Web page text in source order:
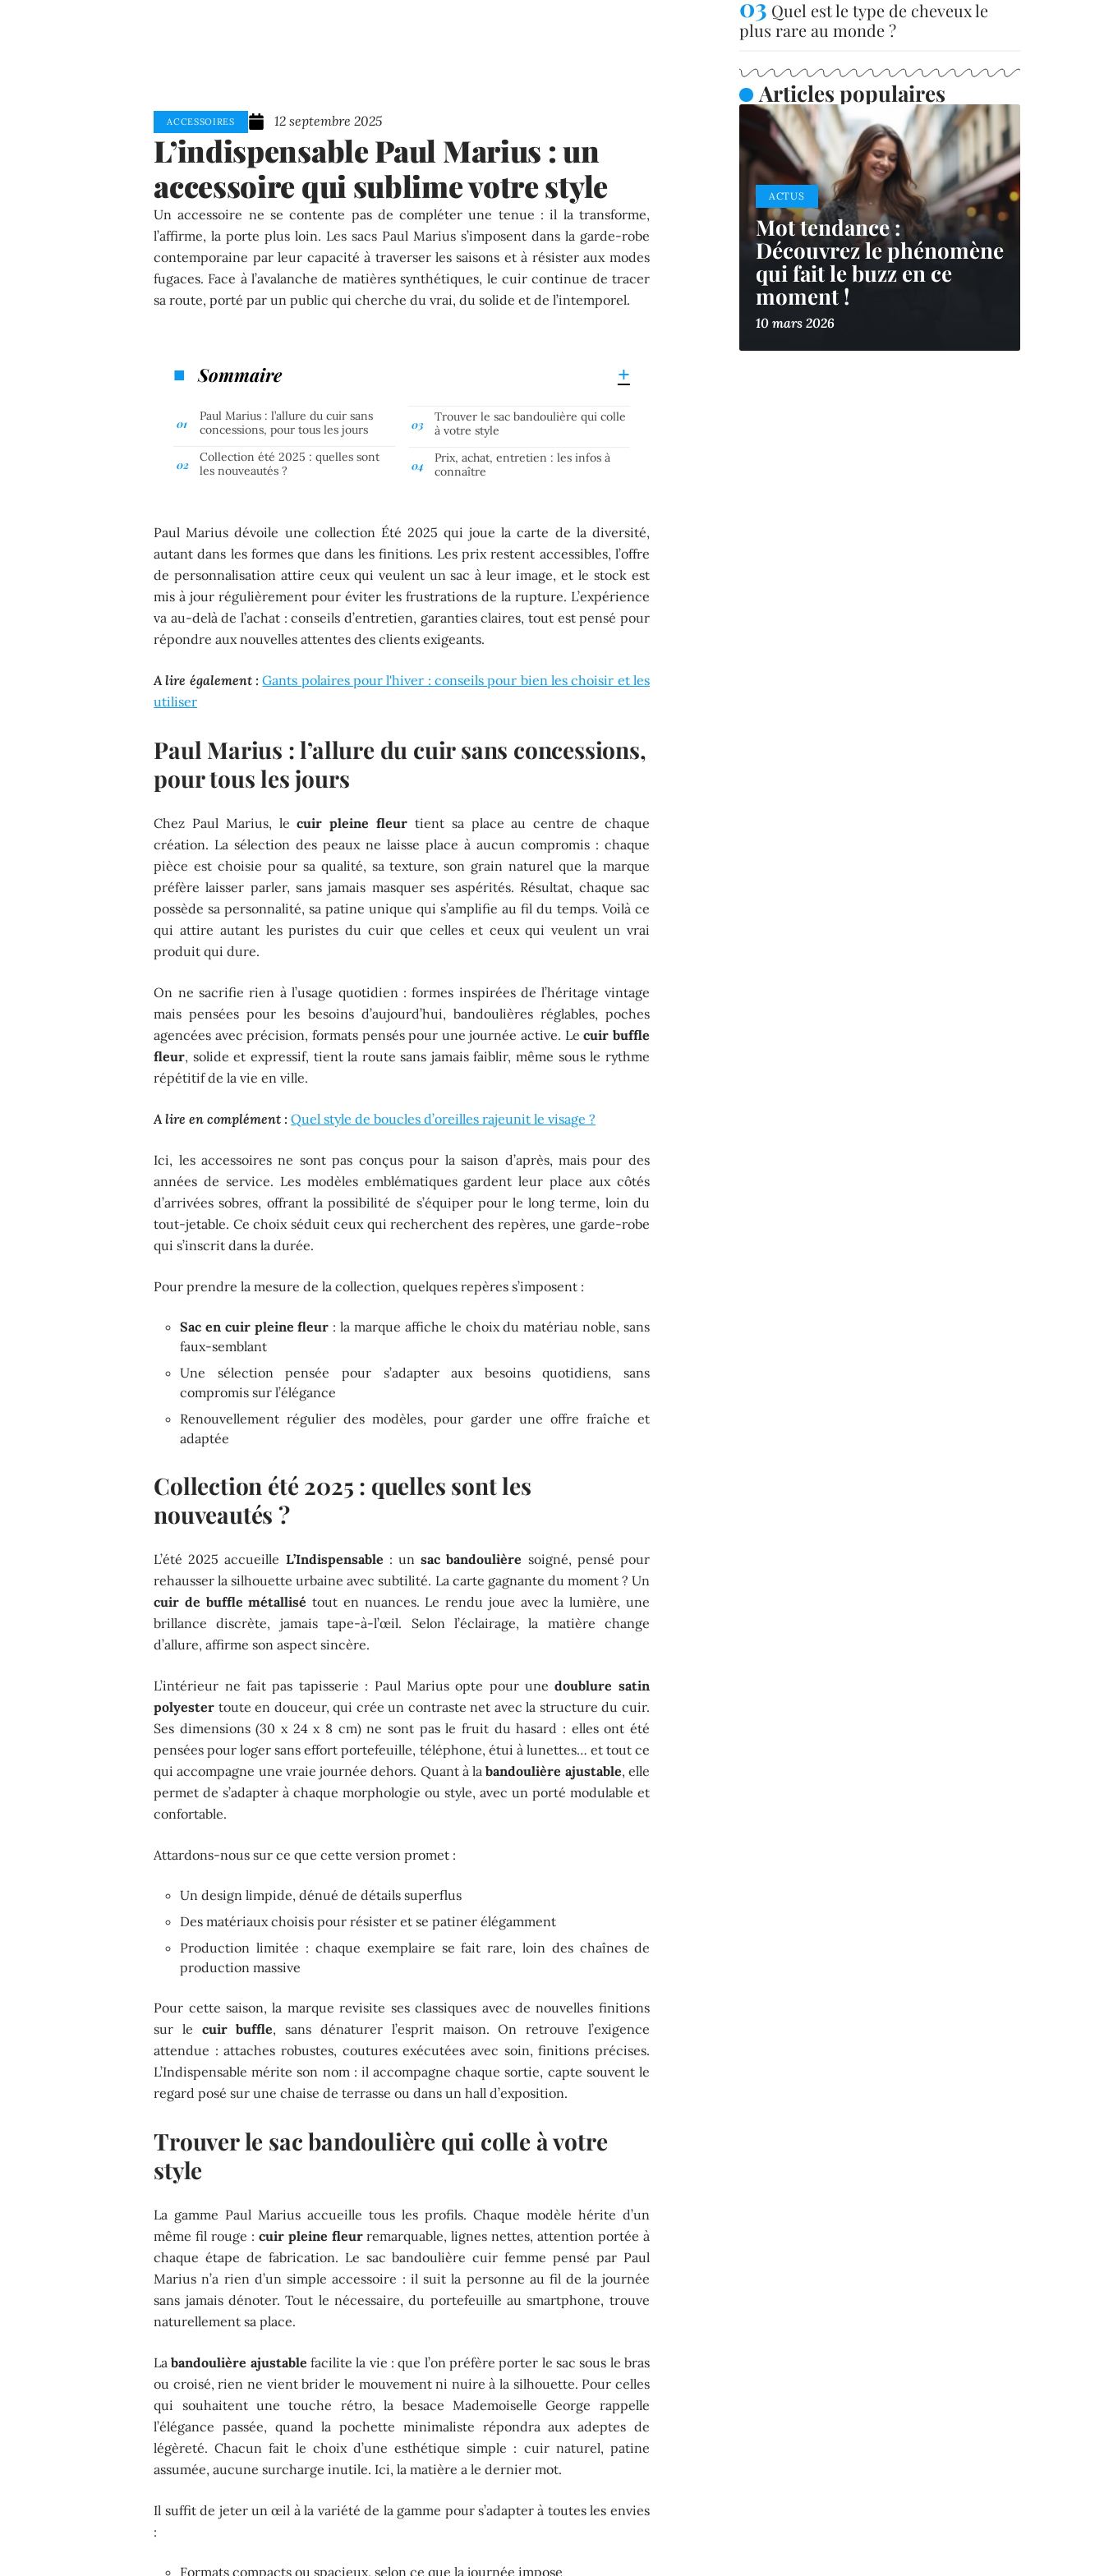
ACCESSOIRES 12 septembre 2025
L’indispensable Paul Marius : un
accessoire qui sublime votre style
Un accessoire ne se contente pas de compléter une tenue : il la transforme,
l’affirme, la porte plus loin. Les sacs Paul Marius s’imposent dans la garde-robe
contemporaine par leur capacité à traverser les saisons et à résister aux modes
fugaces. Face à l’avalanche de matières synthétiques, le cuir continue de tracer
sa route, porté par un public qui cherche du vrai, du solide et de l’intemporel.
Sommaire
Paul Marius : l’allure du cuir sans
concessions, pour tous les jours
Collection été 2025 : quelles sont
les nouveautés ?
Trouver le sac bandoulière qui colle
à votre style
Prix, achat, entretien : les infos à
connaître
Paul Marius dévoile une collection Été 2025 qui joue la carte de la diversité,
autant dans les formes que dans les finitions. Les prix restent accessibles, l’offre
de personnalisation attire ceux qui veulent un sac à leur image, et le stock est
mis à jour régulièrement pour éviter les frustrations de la rupture. L’expérience
va au-delà de l’achat : conseils d’entretien, garanties claires, tout est pensé pour
répondre aux nouvelles attentes des clients exigeants.
A lire également : Gants polaires pour l'hiver : conseils pour bien les choisir et les
utiliser
Paul Marius : l’allure du cuir sans concessions,
pour tous les jours
Chez Paul Marius, lecuir pleine fleur tient sa place au centre de chaque
création. La sélection des peaux ne laisse place à aucun compromis : chaque
pièce est choisie pour sa qualité, sa texture, son grain naturel que la marque
préfère laisser parler, sans jamais masquer ses aspérités. Résultat, chaque sac
possède sa personnalité, sa patine unique qui s’amplifie au fil du temps. Voilà ce
qui attire autant les puristes du cuir que celles et ceux qui veulent un vrai
produit qui dure.
On ne sacrifie rien à l’usage quotidien : formes inspirées de l’héritage vintage
mais pensées pour les besoins d’aujourd’hui, bandoulières réglables, poches
agencées avec précision, formats pensés pour une journée active. Lecuir buffle
fleur, solide et expressif, tient la route sans jamais faiblir, même sous le rythme
répétitif de la vie en ville.
A lire en complément : Quel style de boucles d’oreilles rajeunit le visage ?
Ici, les accessoires ne sont pas conçus pour la saison d’après, mais pour des
années de service. Les modèles emblématiques gardent leur place aux côtés
d’arrivées sobres, offrant la possibilité de s’équiper pour le long terme, loin du
tout-jetable. Ce choix séduit ceux qui recherchent des repères, une garde-robe
qui s’inscrit dans la durée.
Pour prendre la mesure de la collection, quelques repères s’imposent :
Sac en cuir pleine fleur : la marque affiche le choix du matériau noble, sans
faux-semblant
Une sélection pensée pour s’adapter aux besoins quotidiens, sans
compromis sur l’élégance
Renouvellement régulier des modèles, pour garder une offre fraîche et
adaptée
Collection été 2025 : quelles sont les
nouveautés ?
L’été 2025 accueille L’Indispensable : unsac bandoulière soigné, pensé pour
rehausser la silhouette urbaine avec subtilité. La carte gagnante du moment ? Un
cuir de buffle métallisé tout en nuances. Le rendu joue avec la lumière, une
brillance discrète, jamais tape-à-l’œil. Selon l’éclairage, la matière change
d’allure, affirme son aspect sincère.
L’intérieur ne fait pas tapisserie : Paul Marius opte pour unedoublure satin
polyester toute en douceur, qui crée un contraste net avec la structure du cuir.
Ses dimensions (30 x 24 x 8 cm) ne sont pas le fruit du hasard : elles ont été
pensées pour loger sans effort portefeuille, téléphone, étui à lunettes… et tout ce
qui accompagne une vraie journée dehors. Quant à labandoulière ajustable, elle
permet de s’adapter à chaque morphologie ou style, avec un porté modulable et
confortable.
Attardons-nous sur ce que cette version promet :
Un design limpide, dénué de détails superflus
Des matériaux choisis pour résister et se patiner élégamment
Production limitée : chaque exemplaire se fait rare, loin des chaînes de
production massive
Pour cette saison, la marque revisite ses classiques avec de nouvelles finitions
sur le cuir buffle, sans dénaturer l’esprit maison. On retrouve l’exigence
attendue : attaches robustes, coutures exécutées avec soin, finitions précises.
L’Indispensable mérite son nom : il accompagne chaque sortie, capte souvent le
regard posé sur une chaise de terrasse ou dans un hall d’exposition.
Trouver le sac bandoulière qui colle à votre
style
La gamme Paul Marius accueille tous les profils. Chaque modèle hérite d’un
même fil rouge : cuir pleine fleurremarquable, lignes nettes, attention portée à
chaque étape de fabrication. Le sac bandoulière cuir femme pensé par Paul
Marius n’a rien d’un simple accessoire : il suit la personne au fil de la journée
sans jamais dénoter. Tout le nécessaire, du portefeuille au smartphone, trouve
naturellement sa place.
Labandoulière ajustable facilite la vie : que l’on préfère porter le sac sous le bras
ou croisé, rien ne vient brider le mouvement ni nuire à la silhouette. Pour celles
qui souhaitent une touche rétro, la besace Mademoiselle George rappelle
l’élégance passée, quand la pochette minimaliste répondra aux adeptes de
légèreté. Chacun fait le choix d’une esthétique simple : cuir naturel, patine
assumée, aucune surcharge inutile. Ici, la matière a le dernier mot.
Il suffit de jeter un œil à la variété de la gamme pour s’adapter à toutes les envies
:
Formats compacts ou spacieux, selon ce que la journée impose
Quel est le type de cheveux le
plus rare au monde ?
Articles populaires
ACTUS
Mot tendance :
Découvrez le phénomène
qui fait le buzz en ce
moment !
10 mars 2026